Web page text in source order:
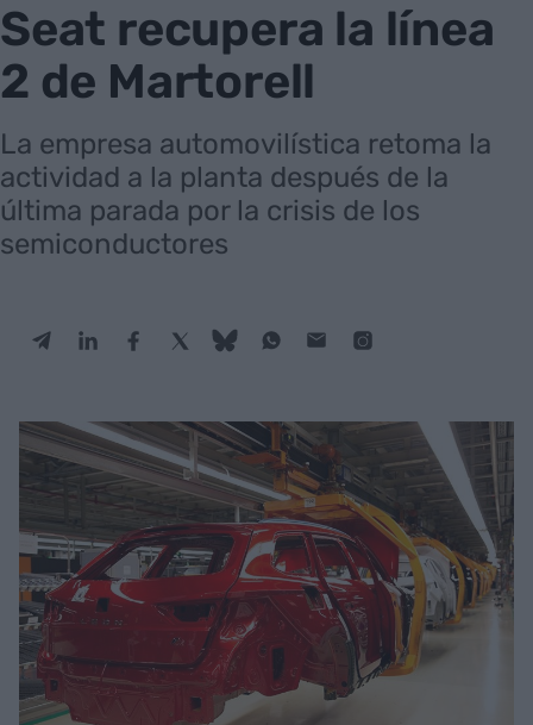
Seat recupera la línea
2 de Martorell
La empresa automovilística retoma la
actividad a la planta después de la
última parada por la crisis de los
semiconductores